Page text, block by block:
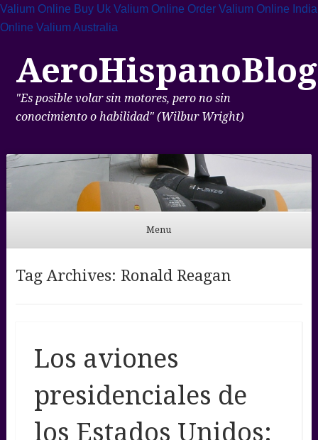
Valium Online Buy Uk Valium Online Order Valium Online India
Online Valium Australia
AeroHispanoBlog
"Es posible volar sin motores, pero no sin
conocimiento o habilidad" (Wilbur Wright)
Menu
Tag Archives: Ronald Reagan
Los aviones
presidenciales de
los Estados Unidos: